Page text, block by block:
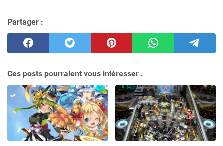
Partager :
Ces posts pourraient vous intéresser :